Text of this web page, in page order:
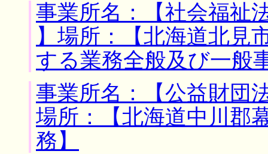
事業所名：【社会福祉
】場所：【北海道北見
する業務全般及び一般
事業所名：【公益財団
場所：【北海道中川郡
務】